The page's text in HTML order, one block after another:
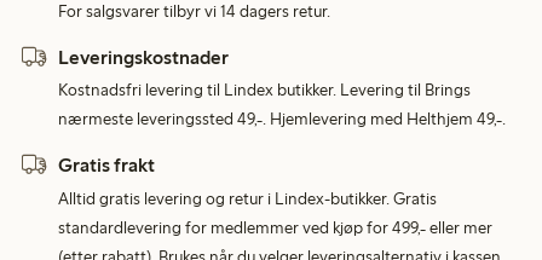
For salgsvarer tilbyr vi 14 dagers retur.
Leveringskostnader
Kostnadsfri levering til Lindex butikker. Levering til Brings
nærmeste leveringssted 49,-. Hjemlevering med Helthjem 49,-.
Gratis frakt
Alltid gratis levering og retur i Lindex-butikker. Gratis
standardlevering for medlemmer ved kjøp for 499,- eller mer